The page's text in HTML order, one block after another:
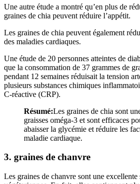
Une autre étude a montré qu’en plus de
graines de chia peuvent réduire l’appétit.
Les graines de chia peuvent également
des maladies cardiaques.
Une étude de 20 personnes atteintes de
que la consommation de 37 grammes de
pendant 12 semaines réduisait la tension
plusieurs substances chimiques
C-réactive (CRP).
Résumé:Les graines de chia sont
graisses oméga-3 et sont efficaces
abaisser la glycémie et réduire les
maladie cardiaque.
3. graines de chanvre
Les graines de chanvre sont une excellente